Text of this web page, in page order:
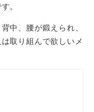
。
中、腰が鍛えられ、
取り組んで欲しいメ